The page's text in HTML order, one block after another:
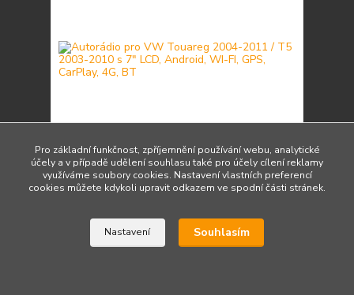
Autorádio pro VW Touareg 2004-2011 / T5 2003-
7 650 Kč/ks
6 322 Kčbez DPH Skladem 2 ks
Pro základní funkčnost, zpříjemnění používání webu, analytické
účely a v případě udělení souhlasu také pro účely cílení reklamy
využíváme soubory cookies. Nastavení vlastních preferencí
cookies můžete kdykoli upravit odkazem ve spodní části stránek.
Nastavení Souhlasím